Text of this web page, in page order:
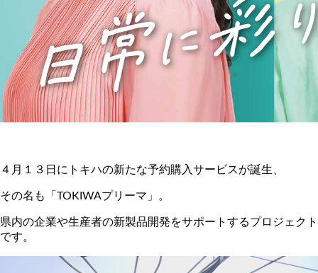
４月１３日にトキハの新たな予約購入サービスが誕生、
その名も「TOKIWAプリーマ」。
県内の企業や生産者の新製品開発をサポートするプロジェクト
です。